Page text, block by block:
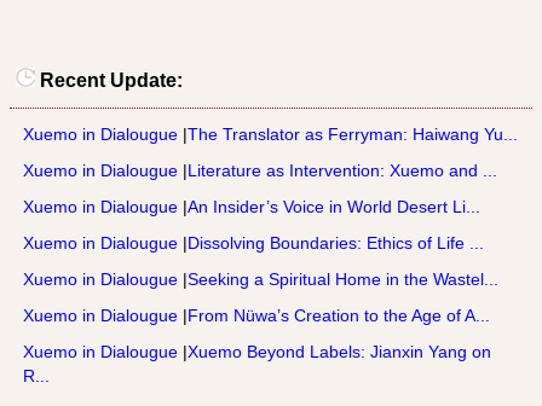
Recent Update:
Xuemo in Dialougue |The Translator as Ferryman: Haiwang Yu...
Xuemo in Dialougue |Literature as Intervention: Xuemo and ...
Xuemo in Dialougue |An Insider’s Voice in World Desert Li...
Xuemo in Dialougue |Dissolving Boundaries: Ethics of Life ...
Xuemo in Dialougue |Seeking a Spiritual Home in the Wastel...
Xuemo in Dialougue |From Nüwa’s Creation to the Age of A...
Xuemo in Dialougue |Xuemo Beyond Labels: Jianxin Yang on
R...